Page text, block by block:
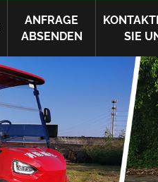
ANFRAGE
ABSENDEN
SIE